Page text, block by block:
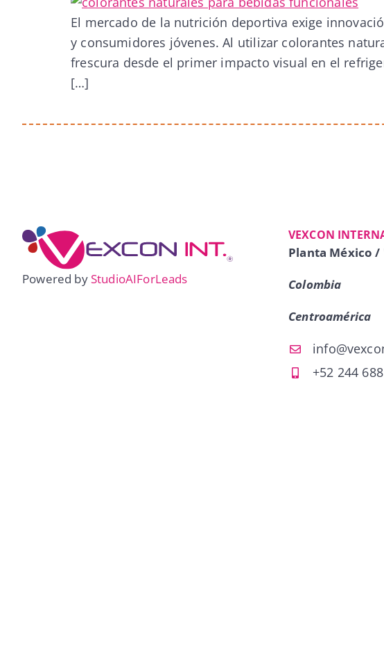
El mercado de la nutrición deportiva exige
y consumidores jóvenes. Al utilizar colorantes
frescura desde el primer impacto visual en el
[…]
Powered byStudioAIForLeads
VEXCON
Planta México /
Colombia
Centroamérica
+52 244